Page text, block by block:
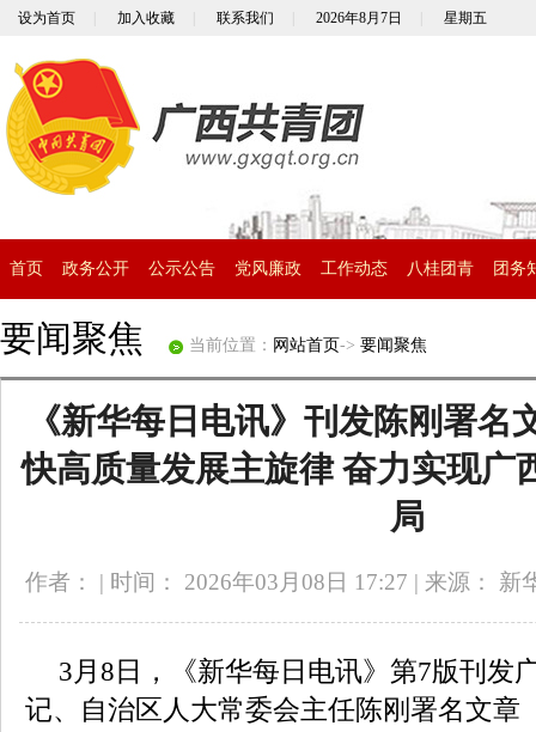
设为首页 加入收藏 联系我们 2026年8月7日 星期五
首页 政务公开 公示公告 党风廉政 工作动态 八桂团青 团务
要闻聚焦 当前位置： 网站首页-> 要闻聚焦
《新华每日电讯》刊发陈刚署名
快高质量发展主旋律 奋力实现广
局
作者： | 时间： 2026年03月08日 17:27 | 来源： 新
3月8日，《新华每日电讯》第7版刊发
记、自治区人大常委会主任陈刚署名文章